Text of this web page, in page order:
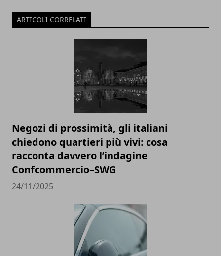
ARTICOLI CORRELATI
Negozi di prossimità, gli italiani
chiedono quartieri più vivi: cosa
racconta davvero l’indagine
Confcommercio–SWG
24/11/2025